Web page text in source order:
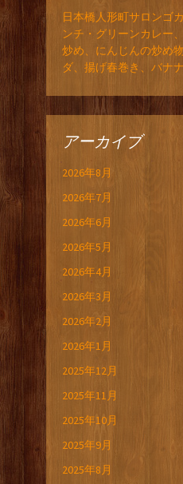
日本橋人形町サロンゴ
ンチ・グリーンカレー
炒め、にんじんの炒め
ダ、揚げ春巻き、バナ
アーカイブ
2026年8月
2026年7月
2026年6月
2026年5月
2026年4月
2026年3月
2026年2月
2026年1月
2025年12月
2025年11月
2025年10月
2025年9月
2025年8月